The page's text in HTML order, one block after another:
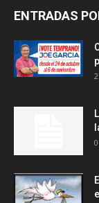
ENTRADAS